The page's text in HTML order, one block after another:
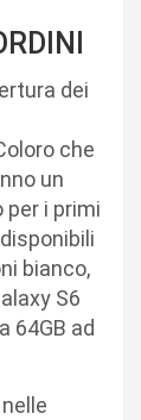
dei
che
un
i primi
bianco,
S6
64GB ad